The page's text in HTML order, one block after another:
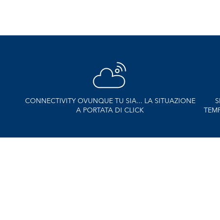
SISTEMA PLUS: RISCIACQUO STABILIZZATO,
TEMPERATURE, CONSUMI E PRESSIONE GARANTITI